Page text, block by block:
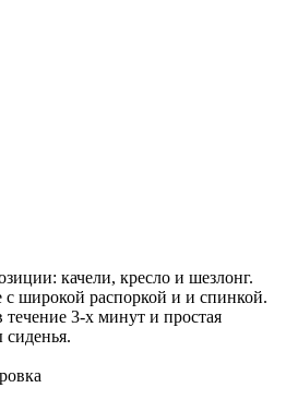
качели, кресло и шезлонг.
с широкой распоркой и и спинкой.
течение 3-х минут и простая
сиденья.